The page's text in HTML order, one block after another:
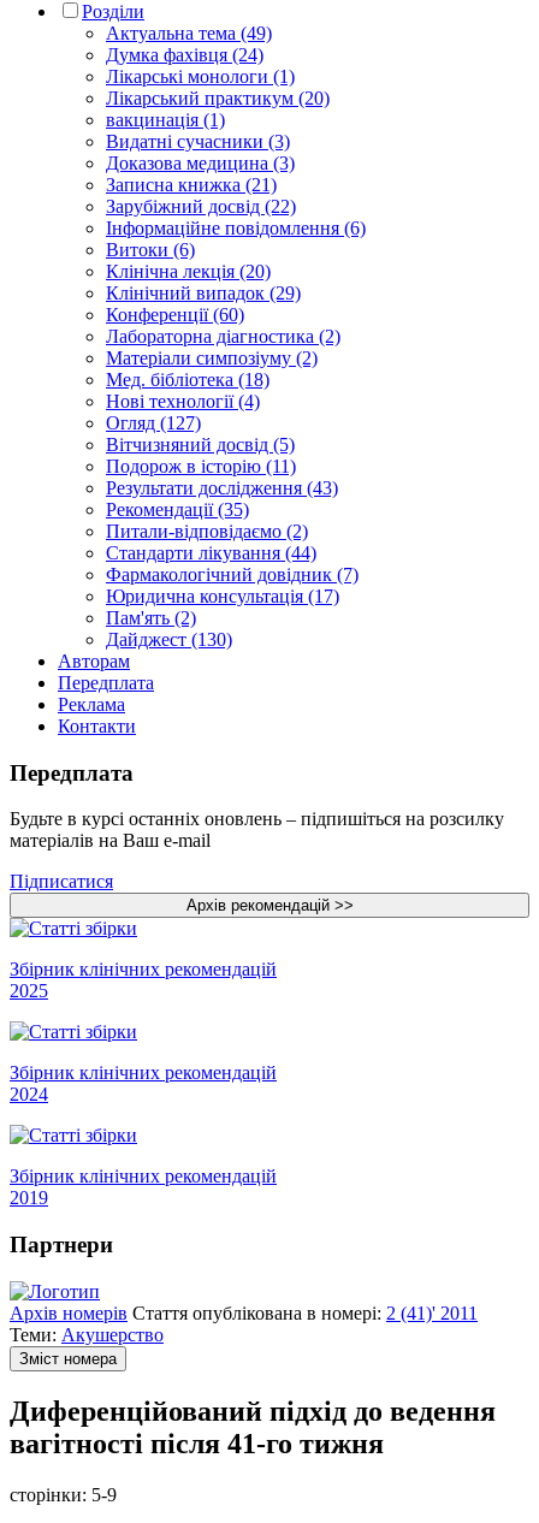
Розділи
Актуальна тема (49)
Думка фахівця (24)
Лікарські монологи (1)
Лікарський практикум (20)
вакцинація (1)
Видатні сучасники (3)
Доказова медицина (3)
Записна книжка (21)
Зарубіжний досвід (22)
Інформаційне повідомлення (6)
Витоки (6)
Клінічна лекція (20)
Клінічний випадок (29)
Конференції (60)
Лабораторна діагностика (2)
Матеріали симпозіуму (2)
Мед. бібліотека (18)
Нові технології (4)
Огляд (127)
Вітчизняний досвід (5)
Подорож в історію (11)
Результати дослідження (43)
Рекомендації (35)
Питали-відповідаємо (2)
Стандарти лікування (44)
Фармакологічний довідник (7)
Юридична консультація (17)
Пам'ять (2)
Дайджест (130)
Авторам
Передплата
Реклама
Контакти
Передплата
Будьте в курсі останніх оновлень – підпишіться на розсилку
матеріалів на Ваш e-mail
Підписатися
Збірник клінічних рекомендацій
2025
Збірник клінічних рекомендацій
2024
Збірник клінічних рекомендацій
2019
Партнери
Архів номерів Стаття опублікована в номері: 2 (41)' 2011
Теми: Акушерство
Зміст номера
Диференційований підхід до ведення
вагітності після 41-го тижня
сторінки: 5-9